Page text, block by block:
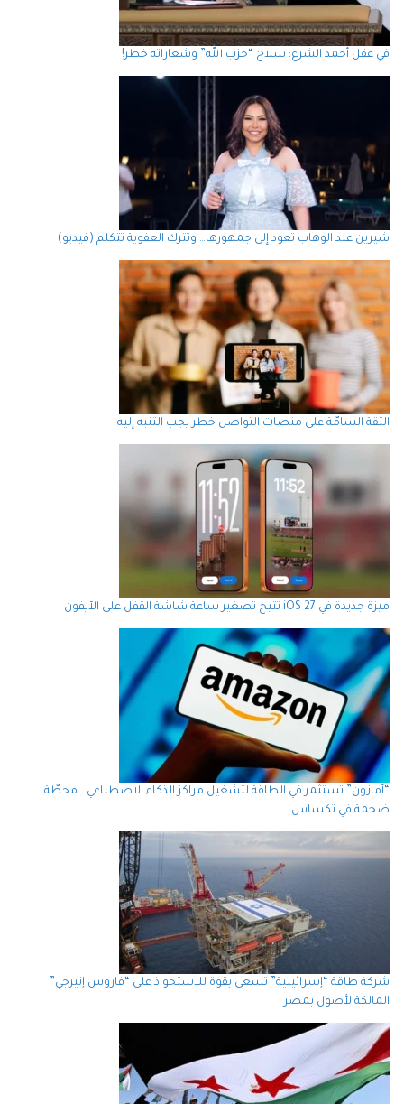
في عقل أحمد الشرع: سلاح “حزب الله” وشعاراته خطر!
شيرين عبد الوهاب تعود إلى جمهورها… وتترك العفوية تتكلم (فيديو)
الثقة السامّة على منصات التواصل خطر يجب التنبه إليه
ميزة جديدة في iOS 27 تتيح تصغير ساعة شاشة القفل على الآيفون
“أمازون” تستثمر في الطاقة لتشغيل مراكز الذكاء الاصطناعي… محطّة
ضخمة في تكساس
شركة طاقة “إسرائيلية” تسعى بقوة للاستحواذ على “فاروس إنيرجي”
المالكة لأصول بمصر